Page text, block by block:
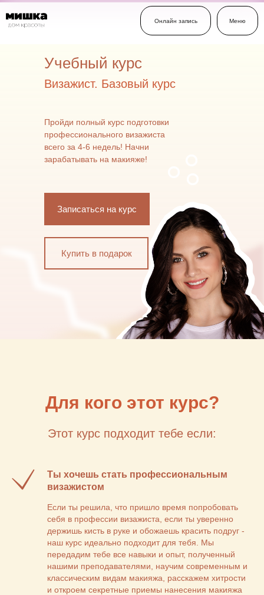
Онлайн запись Меню
Визажист. Базовый курс
Учебный курс
Записаться на курс
Пройди полный курс подготовки
профессионального визажиста
всего за 4-6 недель! Начни
зарабатывать на макияже!
Купить в подарок
Для кого этот курс?
Этот курс подходит тебе если:
Ты хочешь стать профессиональным
визажистом
Если ты решила, что пришло время попробовать
себя в профессии визажиста, если ты уверенно
держишь кисть в руке и обожаешь красить подруг -
наш курс идеально подходит для тебя. Мы
передадим тебе все навыки и опыт, полученный
нашими преподавателями, научим современным и
классическим видам макияжа, расскажем хитрости
и откроем секретные приемы нанесения макияжа